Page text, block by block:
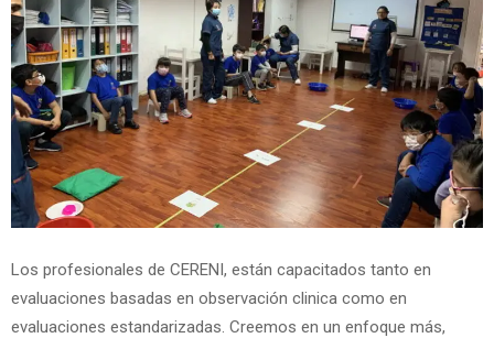
Los profesionales de CERENI, están capacitados tanto en
evaluaciones basadas en observación clinica como en
evaluaciones estandarizadas. Creemos en un enfoque más,